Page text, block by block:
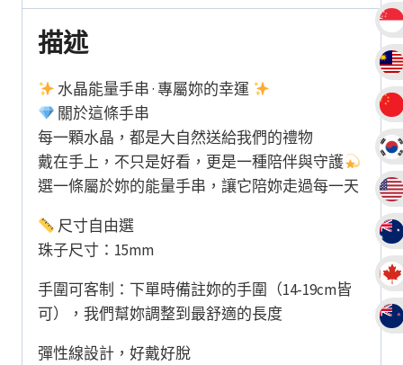
描述
水晶能量手串 · 專屬妳的幸運
關於這條手串
每一顆水晶，都是大自然送給我們的禮物
戴在手上，不只是好看，更是一種陪伴與守護
選一條屬於妳的能量手串，讓它陪妳走過每一天
尺寸自由選
珠子尺寸：15mm
手圍可客制：下單時備註妳的手圍（14-19cm皆
可），我們幫妳調整到最舒適的長度
彈性線設計，好戴好脫